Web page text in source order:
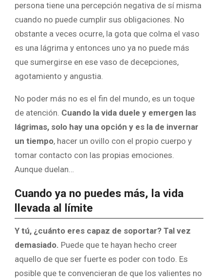
persona tiene una percepción negativa de sí misma
cuando no puede cumplir sus obligaciones. No
obstante a veces ocurre, la gota que colma el vaso
es una lágrima y entonces uno ya no puede más
que sumergirse en ese vaso de decepciones,
agotamiento y angustia.
No poder más no es el fin del mundo, es un toque
de atención. Cuando la vida duele y emergen las
lágrimas, solo hay una opción y es la de invernar
un tiempo, hacer un ovillo con el propio cuerpo y
tomar contacto con las propias emociones.
Aunque duelan…
Cuando ya no puedes más, la vida
llevada al límite
Y tú, ¿cuánto eres capaz de soportar? Tal vez
demasiado. Puede que te hayan hecho creer
aquello de que ser fuerte es poder con todo. Es
posible que te convencieran de que los valientes no